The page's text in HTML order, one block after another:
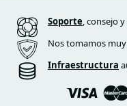
Soporte, consejo
Nos tomamos
Infraestructura